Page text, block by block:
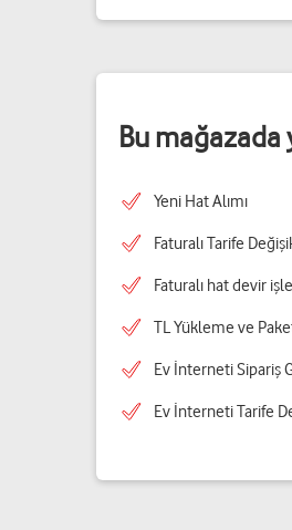
Bu
Yeni Hat Alımı
Faturalı Tarife
Faturalı hat devir
TL Yükleme ve Paket
Ev İnterneti Sipariş
Ev İnterneti Tarife